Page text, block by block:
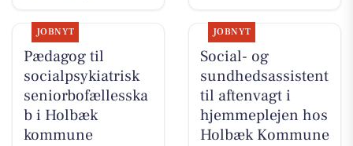
JOBNYT
Pædagog til
socialpsykiatrisk
seniorbofællesska
b i Holbæk
kommune
JOBNYT
Social- og
sundhedsassistent
til aftenvagt i
hjemmeplejen hos
Holbæk Kommune